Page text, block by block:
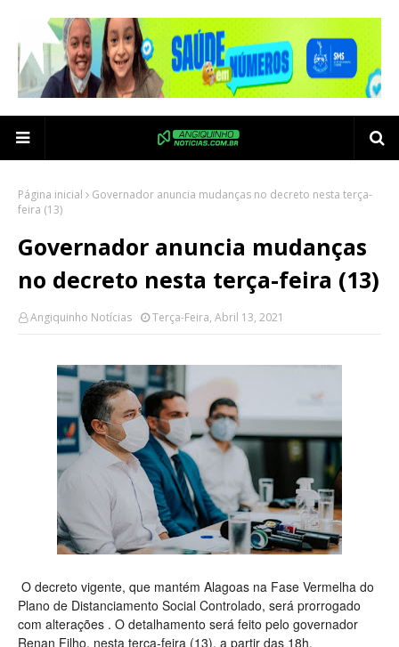
Página inicial
Governador anuncia mudanças no decreto nesta terça-
feira (13)
Governador anuncia mudanças
no decreto nesta terça-feira (13)
Angiquinho Notícias Terça-Feira, Abril 13, 2021
O decreto vigente, que mantém Alagoas na Fase Vermelha do
Plano de Distanciamento Social Controlado, será prorrogado
com alterações . O detalhamento será feito pelo governador
Renan Filho, nesta terça-feira (13), a partir das 18h,